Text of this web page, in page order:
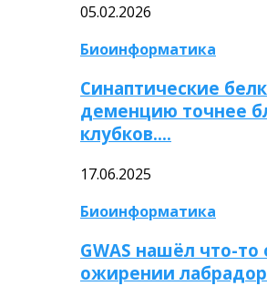
05.02.2026
Биоинформатика
Синаптические
деменцию точнее
клубков….
17.06.2025
Биоинформатика
GWAS нашёл что-
ожирении